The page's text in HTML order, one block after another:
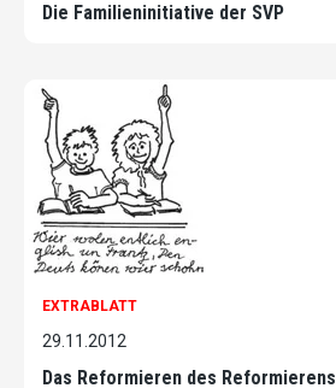
Die Familieninitiative der SVP
EXTRABLATT
29.11.2012
Das Reformieren des Reformierens